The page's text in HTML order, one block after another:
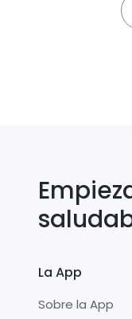
La App
Sobre la App